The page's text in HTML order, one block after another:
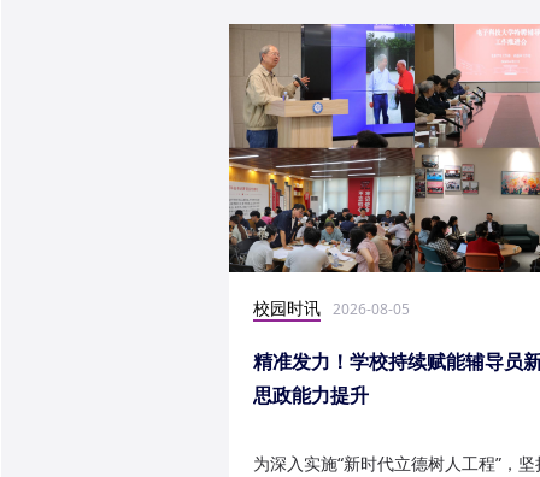
校园时讯 2026-08-05
精准发力！学校持续赋能辅导员
思政能力提升
为深入实施“新时代立德树人工程”，